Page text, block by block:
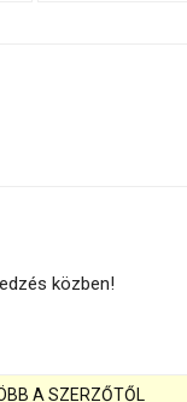
közben!
A SZERZŐTŐL